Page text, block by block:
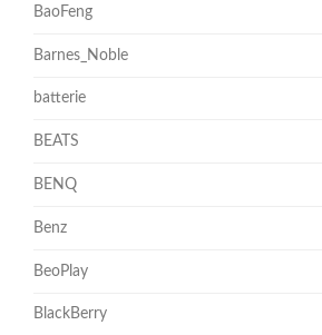
BaoFeng
Barnes_Noble
batterie
BEATS
BENQ
Benz
BeoPlay
BlackBerry